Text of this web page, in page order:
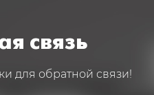
связь
для обратной связи!